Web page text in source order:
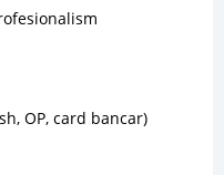
OP, card bancar)